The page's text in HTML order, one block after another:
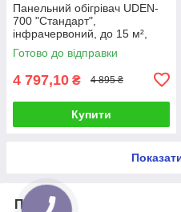
Панельний обігрівач UDEN-
700 "Стандарт",
інфрачервоний, до 15 м²,
настінний, без кабелю
Готово до відправки
4 797,10 ₴ 4 895 ₴
Купити
Про нас